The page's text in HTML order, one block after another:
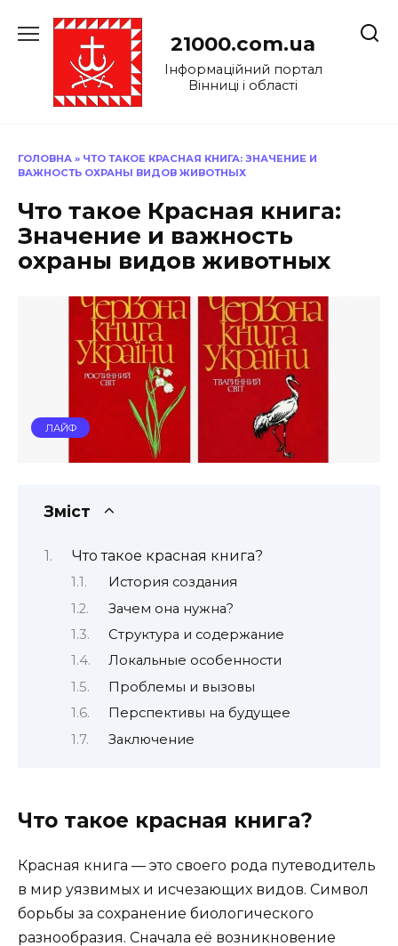
до
21000.com.ua
Інформаційний портал
Вінниці і області
ГОЛОВНА » ЧТО ТАКОЕ КРАСНАЯ КНИГА: ЗНАЧЕНИЕ И
ВАЖНОСТЬ ОХРАНЫ ВИДОВ ЖИВОТНЫХ
Что такое Красная книга:
Значение и важность
охраны видов животных
ЛАЙФ
Зміст
Что такое красная книга?
История создания
Зачем она нужна?
Структура и содержание
Локальные особенности
Проблемы и вызовы
Перспективы на будущее
Заключение
Что такое красная книга?
Красная книга — это своего рода путеводитель
в мир уязвимых и исчезающих видов. Символ
борьбы за сохранение биологического
разнообразия. Сначала её возникновение